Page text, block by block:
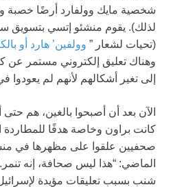
شخصية مايك وولفارد أرضًا خصبة
لذلك). يقوم منشئو إتسي بتسويق
(تحيات لشعار ” وولفين’ هارد أو
وهناك تعليق إلكتروني مستمر
إلى تغير أشكالهم لأنهم لم يعودوا
الآن بعد أن أصبحوا بالغين، هم
كانت براون وخاصة هدفًا للمطاردة
صحفيين علقوا على مظهرها في
الماضي: “هذا ليس صحافة، إنه
شنب بسبب تعليقات مؤيدة